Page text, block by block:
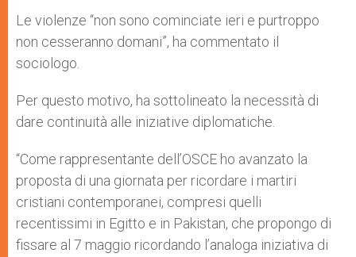
Le violenze “non sono cominciate ieri e purtroppo
non cesseranno domani”, ha commentato il
sociologo.
Per questo motivo, ha sottolineato la necessità di
dare continuità alle iniziative diplomatiche.
“Come rappresentante dell’OSCE ho avanzato la
proposta di una giornata per ricordare i martiri
cristiani contemporanei, compresi quelli
recentissimi in Egitto e in Pakistan, che propongo di
fissare al 7 maggio ricordando l’analoga iniziativa di